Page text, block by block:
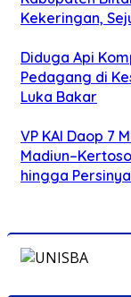
Kekeringan,
Diduga Api
Pedagang di
Luka Bakar
VP KAI Daop 7
hingga